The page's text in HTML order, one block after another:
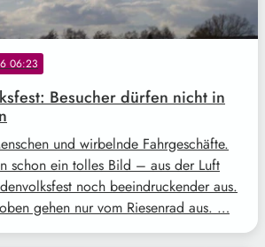
06:23
Besucher dürfen nicht in
und wirbelnde Fahrgeschäfte.
schon ein tolles Bild – aus der Luft
noch beeindruckender aus.
gehen nur vom Riesenrad aus. …